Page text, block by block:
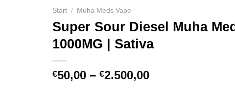
Start / Muha Meds Vape
Super Sour Diesel Muha
1000MG | Sativa
€50,00 – €2.500,00Preisspanne: